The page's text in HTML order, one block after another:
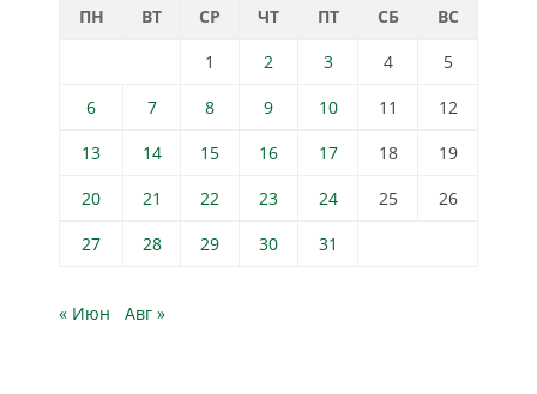
ПН ВТ СР ЧТ ПТ СБ
ВС
1
2 3 4
5
6
7 8 9 10 11
12
13
14 15 16 17 18
19
20
21 22 23 24 25
26
27
28 29 30 31
« Июн Авг »